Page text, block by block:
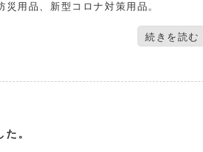
用品、新型コロナ対策用品。
続きを読む
。